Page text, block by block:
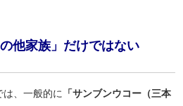
の他家族」だけではない
は、一般的に 「サンブンウコー（三本